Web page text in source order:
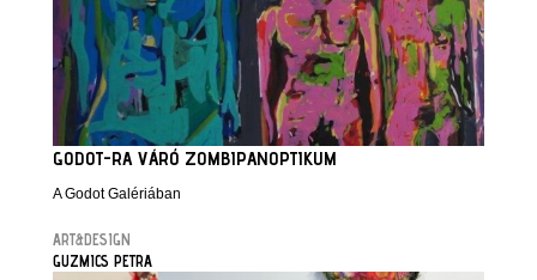
GODOT-RA VÁRÓ ZOMBIPANOPTIKUM
A Godot Galériában
ART&DESIGN
GUZMICS PETRA